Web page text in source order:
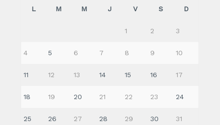
L M M J V S D
1 2 3
4 5 6 7 8 9 10
11 12 13 14 15 16 17
18 19 20 21 22 23 24
25 26 27 28 29 30 31